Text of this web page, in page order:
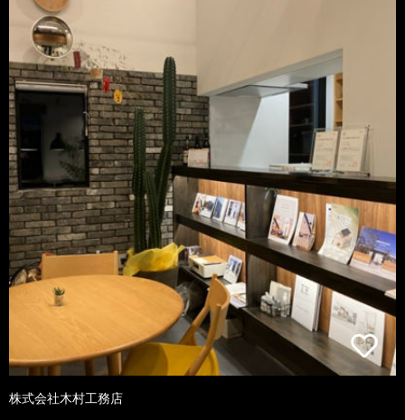
株式会社木村工務店